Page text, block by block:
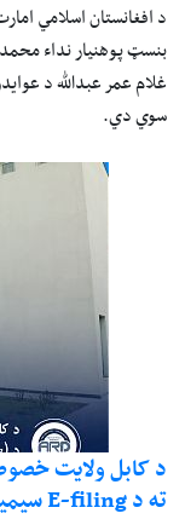
بنسټ پوهنیار نداء
غلام عمر عبدالله د
سوي دي.
د کابل ولایت
ته د E-filing سیمینار جوړ سو